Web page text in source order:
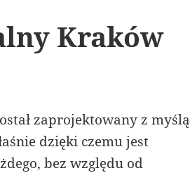
Kraków
zaprojektowany z myślą
dzięki czemu jest
bez względu od